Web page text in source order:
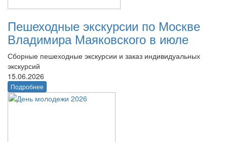
Пешеходные экскурсии по Москве
Владимира Маяковского в июле
Сборные пешеходные экскурсии и заказ индивидуальных
экскурсий
15.06.2026
Подробнее